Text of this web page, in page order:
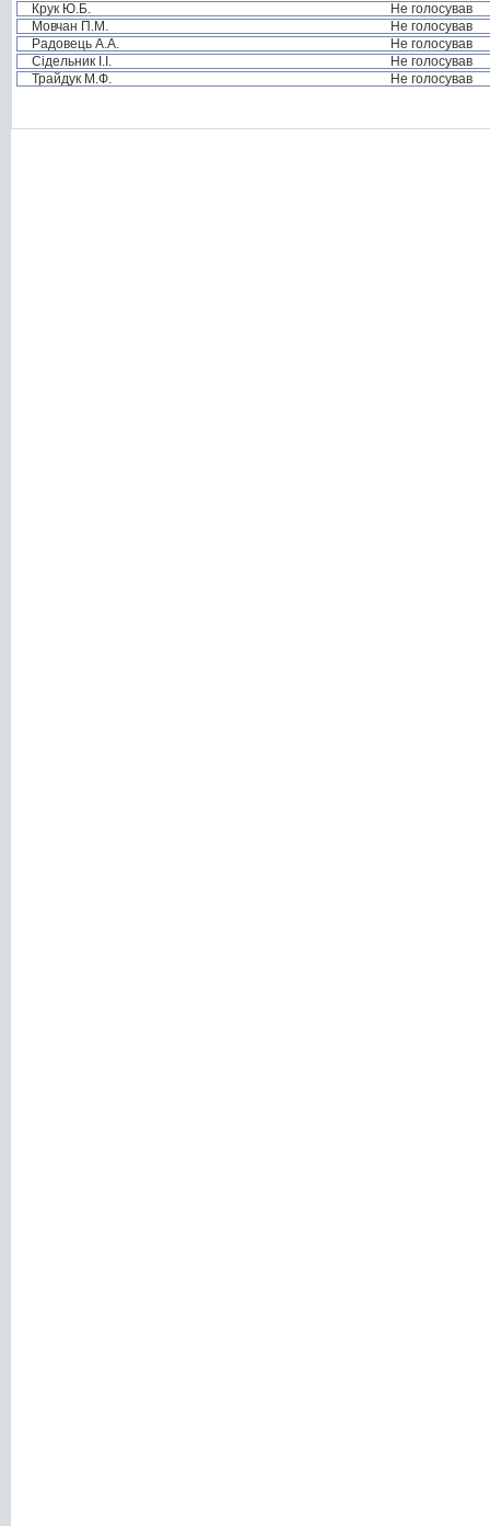
Крук Ю.Б.
Не голосував
Мовчан П.М.
Не голосував
Радовець А.А.
Не голосував
Сідельник І.І.
Не голосував
Трайдук М.Ф.
Не голосував